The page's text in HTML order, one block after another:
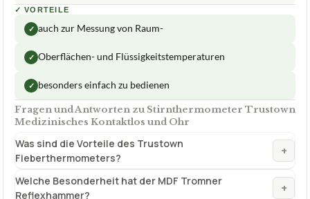
✓ VORTEILE
✓ auch zur Messung von Raum-
✓ Oberflächen- und Flüssigkeitstemperaturen
✓ besonders einfach zu bedienen
Fragen und Antworten zu Stirnthermometer Trustown
Medizinisches Kontaktlos und Ohr
Was sind die Vorteile des Trustown
Fieberthermometers?
+
Welche Besonderheit hat der MDF Tromner
Reflexhammer?
+